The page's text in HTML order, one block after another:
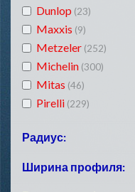
Dunlop (23)
Maxxis (9)
Metzeler (252)
Michelin (300)
Mitas (46)
Pirelli (229)
Радиус:
R10(8)
Ширина профиля: